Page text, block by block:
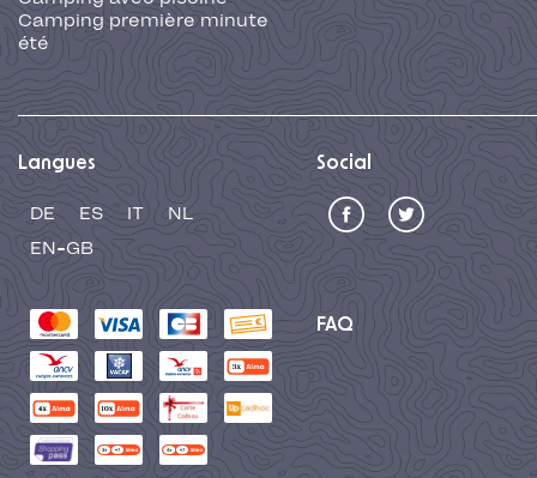
Camping première minute
été
Langues
DE ES IT
NL
EN-GB
Social
FAQ